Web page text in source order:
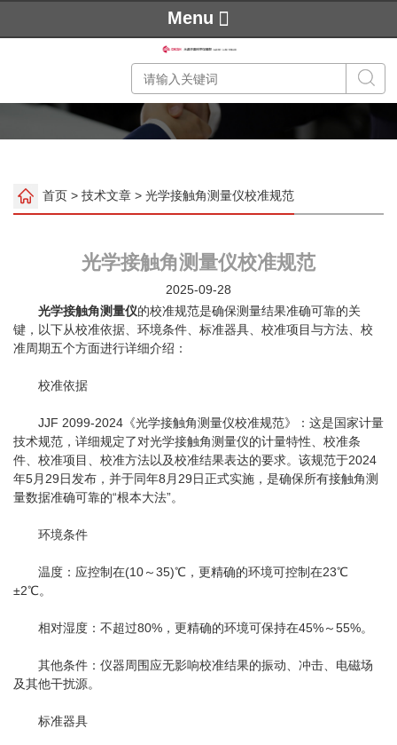
Menu
首页 > 技术文章 > 光学接触角测量仪校准规范
光学接触角测量仪校准规范
2025-09-28
光学接触角测量仪的校准规范是确保测量结果准确可靠的关
键，以下从校准依据、环境条件、标准器具、校准项目与方法、校
准周期五个方面进行详细介绍：
校准依据
JJF 2099-2024《光学接触角测量仪校准规范》：这是国家计量
技术规范，详细规定了对光学接触角测量仪的计量特性、校准条
件、校准项目、校准方法以及校准结果表达的要求。该规范于2024
年5月29日发布，并于同年8月29日正式实施，是确保所有接触角测
量数据准确可靠的“根本大法”。
环境条件
温度：应控制在(10～35)℃，更精确的环境可控制在23℃
±2℃。
相对湿度：不超过80%，更精确的环境可保持在45%～55%。
其他条件：仪器周围应无影响校准结果的振动、冲击、电磁场
及其他干扰源。
标准器具